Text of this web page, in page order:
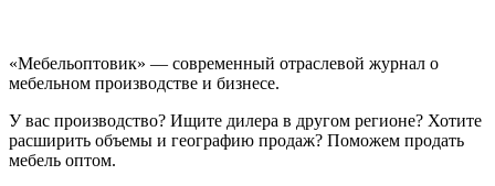
«Мебельоптовик» — современный отраслевой журнал о
мебельном производстве и бизнесе.
У вас производство? Ищите дилера в другом регионе? Хотите
расширить объемы и географию продаж? Поможем продать
мебель оптом.